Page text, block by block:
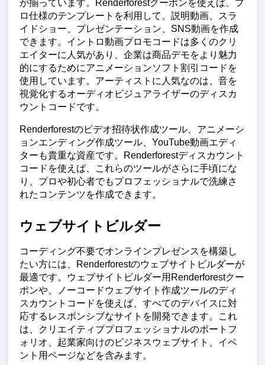
が揃っています。Renderforestクーポンを使えば、プ
ロ仕様のテンプレートを利用して、説明動画、スラ
イドショー、プレゼンテーション、SNS動画を作成
できます。イントロ動画プロモコードは多くのクリ
エイターに人気があり、企業は商品デモをより魅力
的にするためにアニメーションソフト割引コードを
使用しています。アーティストに人気なのは、音を
視覚化するオーディオビジュアライザーのディスカ
ウントコードです。
Renderforestのビデオ招待状作成ツール、アニメーシ
ョンエンディング作成ツール、YouTube動画エディ
ターも貴重な資産です。Renderforestディスカウント
コードを使えば、これらのツールがさらに手頃にな
り、プロや初心者でもプロフェッショナルで洗練さ
れたコンテンツを作成できます。
ウェブサイトビルダー
コーディング不要でオンラインプレゼンスを構築し
たい方には、Renderforestのウェブサイトビルダーが
最適です。ウェブサイトビルダー用Renderforestクー
ポンや、ノーコードウェブサイト作成ツールのディ
スカウントコードを使えば、すべてのデバイスに対
応するレスポンシブなサイトを開発できます。これ
は、クリエイティブプロフェッショナルのポートフ
ォリオ、起業家向けのビジネスウェブサイト、イベ
ント用ページなどを含みます。